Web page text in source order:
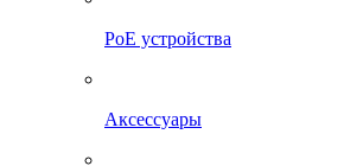
PoE устройства
Аксессуары